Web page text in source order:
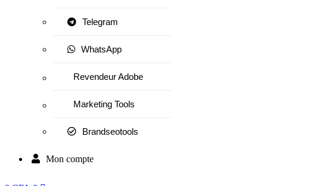
Telegram
WhatsApp
Revendeur Adobe
Marketing Tools
Brandseotools
Mon compte